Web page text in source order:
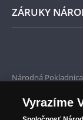
ZÁRUKY
Iba originálne
Národná
od roku 2010.
Národná
Vyrazíme